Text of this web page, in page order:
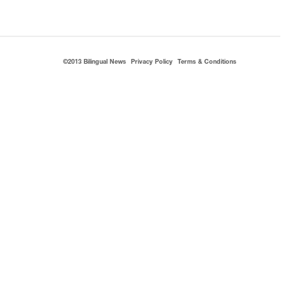
©2013 Bilingual News Privacy Policy Terms & Conditions